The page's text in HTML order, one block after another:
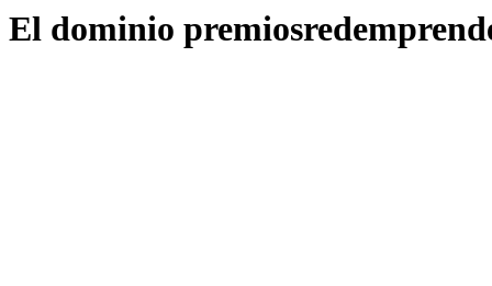
El dominio